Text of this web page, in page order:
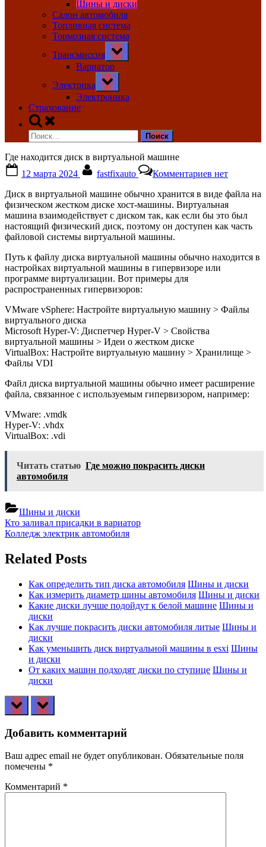
Шины и диски
Салон автомобиля
Топливная система
Тормозная система
Трансмиссия
Toggle
sub-
menu
Вариатор
Электрика
Toggle
sub-
menu
Электроника
Страхование
Toggle
search
form
Найти:
Где находится диск в виртуальной машине
on
12 марта 2024 fastfixauto Комментариевзаписи
находится
диск
в
виртуальной
нет
Диск в виртуальной машине обычно хранится в виде файла на
физическом жестком диске хост-машины. Виртуальная
машина взаимодействует с диском так, как если бы это был
настоящий физический диск, поэтому он доступен как часть
файловой системы виртуальной машины.
Путь к файлу диска виртуальной машины обычно находится в
настройках виртуальной машины в гипервизоре или
программе виртуализации. Вот примеры для
распространенных гипервизоров:
VMware vSphere: Настройте виртуальную машину > Файлы
виртуального диска
Microsoft Hyper-V: Диспетчер Hyper-V > Свойства
виртуальной машины > Идеи о жестком диске
VirtualBox: Настройте виртуальную машину > Хранилище >
Файлы VDI
Файл диска виртуальной машины обычно имеет расширение
файла, связанное с используемым гипервизором, например:
VMware: .vmdk
Hyper-V: .vhdx
VirtualBox: .vdi
Читать статью Где можно покрасить диски
автомобиля
Шины и диски
Навигация
по
записям
Previous
Post:
Кто заливал присадки в вариатор
Next
Колледж электрик автомобиля
Related Posts
Как определить тип диска автомобиля Шины и диски
Как измерить диаметр шины автомобиля Шины и диски
Какие диски лучше подойдут к белой машине Шины и
диски
Как лучше покрасить диски автомобиля литые Шины и
диски
Как уменьшить диск виртуальной машины в esxi Шины
и диски
От каких машин подходят диски по ступице Шины и
диски
prev next
Добавить комментарий
Ваш адрес email не будет опубликован. Обязательные поля
помечены *
Комментарий *